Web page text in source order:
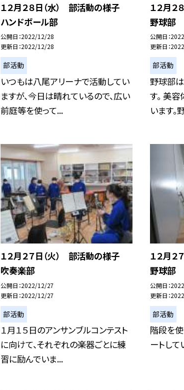
１２月２８日（水） 部活動の様子
ハンドボール部
公開日 2022/12/28
更新日 2022/12/28
部活動
いつもは八尾アリーナで活動してい
ますが、今日は晴れているので、広い
前庭等を使って...
１２月
野球部
公開日
更新日
部活動
野球部は
す。 美
います。
１２月２７日（火） 部活動の様子
吹奏楽部
公開日 2022/12/27
更新日 2022/12/27
部活動
１月１５日のアンサンブルコンテスト
に向けて、それぞれの楽器ごとに練
習に励んでいま...
１２月
野球部
公開日
更新日
部活動
階段を
ートして